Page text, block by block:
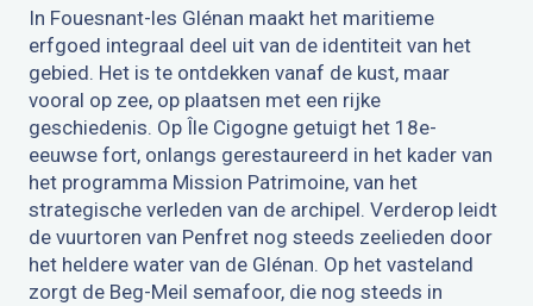
In Fouesnant-les Glénan maakt het maritieme
erfgoed integraal deel uit van de identiteit van het
gebied. Het is te ontdekken vanaf de kust, maar
vooral op zee, op plaatsen met een rijke
geschiedenis. Op Île Cigogne getuigt het 18e-
eeuwse fort, onlangs gerestaureerd in het kader van
het programma Mission Patrimoine, van het
strategische verleden van de archipel. Verderop leidt
de vuurtoren van Penfret nog steeds zeelieden door
het heldere water van de Glénan. Op het vasteland
zorgt de Beg-Meil semafoor, die nog steeds in